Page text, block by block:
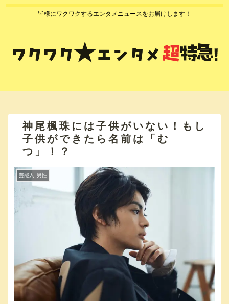
皆様にワクワクするエンタメニュースをお届けします！
神尾楓珠には子供がいない！もし
子供ができたら名前は「む
つ」！？
芸能人ｰ男性